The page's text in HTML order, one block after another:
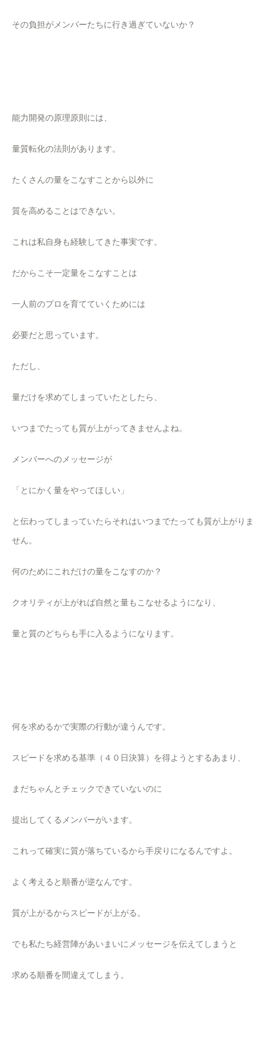
その負担がメンバーたちに行き過ぎていないか？
能力開発の原理原則には、
量質転化の法則があります。
たくさんの量をこなすことから以外に
質を高めることはできない。
これは私自身も経験してきた事実です。
だからこそ一定量をこなすことは
一人前のプロを育てていくためには
必要だと思っています。
ただし、
量だけを求めてしまっていたとしたら、
いつまでたっても質が上がってきませんよね。
メンバーへのメッセージが
「とにかく量をやってほしい」
と伝わってしまっていたらそれはいつまでたっても質が上がりま
せん。
何のためにこれだけの量をこなすのか？
クオリティが上がれば自然と量もこなせるようになり、
量と質のどちらも手に入るようになります。
何を求めるかで実際の行動が違うんです。
スピードを求める基準（４０日決算）を得ようとするあまり、
まだちゃんとチェックできていないのに
提出してくるメンバーがいます。
これって確実に質が落ちているから手戻りになるんですよ。
よく考えると順番が逆なんです。
質が上がるからスピードが上がる。
でも私たち経営陣があいまいにメッセージを伝えてしまうと
求める順番を間違えてしまう。